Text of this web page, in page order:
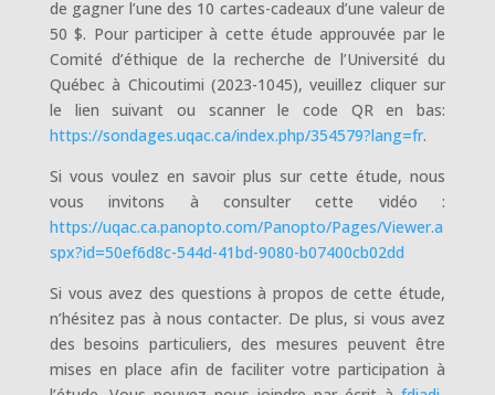
de gagner l’une des 10 cartes-cadeaux d’une valeur de
50 $. Pour participer à cette étude approuvée par le
Comité d’éthique de la recherche de l’Université du
Québec à Chicoutimi (2023-1045), veuillez cliquer sur
le lien suivant ou scanner le code QR en bas:
https://sondages.uqac.ca/index.php/354579?lang=fr.
Si vous voulez en savoir plus sur cette étude, nous
vous invitons à consulter cette vidéo :
https://uqac.ca.panopto.com/Panopto/Pages/Viewer.a
spx?id=50ef6d8c-544d-41bd-9080-b07400cb02dd
Si vous avez des questions à propos de cette étude,
n’hésitez pas à nous contacter. De plus, si vous avez
des besoins particuliers, des mesures peuvent être
mises en place afin de faciliter votre participation à